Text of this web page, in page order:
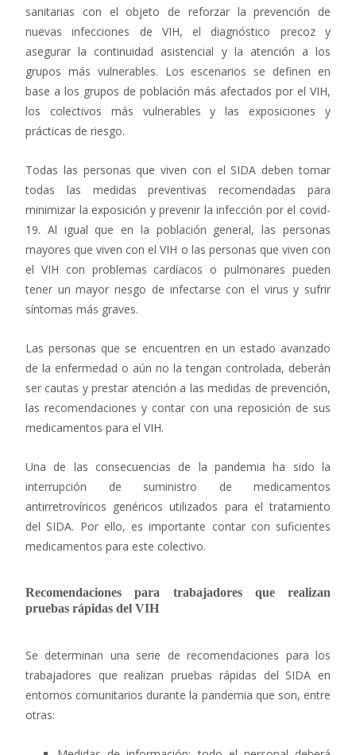
sanitarias con el objeto de reforzar la prevención de
nuevas infecciones de VIH, el diagnóstico precoz y
asegurar la continuidad asistencial y la atención a los
grupos más vulnerables. Los escenarios se definen en
base a los grupos de población más afectados por el VIH,
los colectivos más vulnerables y las exposiciones y
prácticas de riesgo.
Todas las personas que viven con el SIDA deben tomar
todas las medidas preventivas recomendadas para
minimizar la exposición y prevenir la infección por el covid-
19. Al igual que en la población general, las personas
mayores que viven con el VIH o las personas que viven con
el VIH con problemas cardíacos o pulmonares pueden
tener un mayor riesgo de infectarse con el virus y sufrir
síntomas más graves.
Las personas que se encuentren en un estado avanzado
de la enfermedad o aún no la tengan controlada, deberán
ser cautas y prestar atención a las medidas de prevención,
las recomendaciones y contar con una reposición de sus
medicamentos para el VIH.
Una de las consecuencias de la pandemia ha sido la
interrupción de suministro de medicamentos
antirretrovíricos genéricos utilizados para el tratamiento
del SIDA. Por ello, es importante contar con suficientes
medicamentos para este colectivo.
Recomendaciones para trabajadores que realizan
pruebas rápidas del VIH
Se determinan una serie de recomendaciones para los
trabajadores que realizan pruebas rápidas del SIDA en
entornos comunitarios durante la pandemia que son, entre
otras: